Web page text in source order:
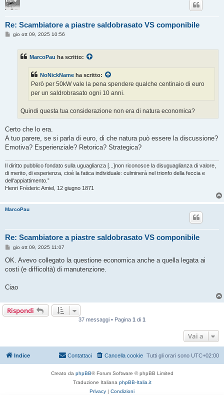
Re: Scambiatore a piastre saldobrasato VS componibile
Mgio ott 09, 2025 10:56
MarcoPau ha scritto:
NoNickName ha scritto:
Però per 50kW vale la pena spendere qualche centinaio di euro
per un saldrobrasato ogni 10 anni.
Quindi questa tua considerazione non era di natura economica?
Certo che lo era.
A tuo parere, se si parla di euro, di che natura può essere la discussione?
Emotiva? Esperienziale? Retorica? Strategica?
Il diritto pubblico fondato sulla uguaglianza [...]non riconosce la disuguaglianza di valore,
di merito, di esperienza, cioè la fatica individuale: culminerà nel trionfo della feccia e
dell'appiattimento.”
Henri Fréderic Amiel, 12 giugno 1871
MarcoPau
Re: Scambiatore a piastre saldobrasato VS componibile
M
s
a
i
gio ott 09, 2025 11:07
OK. Avevo collegato la questione economica anche a quella legata ai
costi (e difficoltà) di manutenzione.
Ciao
Rispondi
37 messaggi • Pagina 1 di 1
Vai a
Indice Tutti gli orari sono UTC+02:00
Cancella cookie
Contattaci
Creato da phpBB® Forum Software © phpBB Limited
Traduzione Italiana phpBB-Italia.it
Privacy | Condizioni